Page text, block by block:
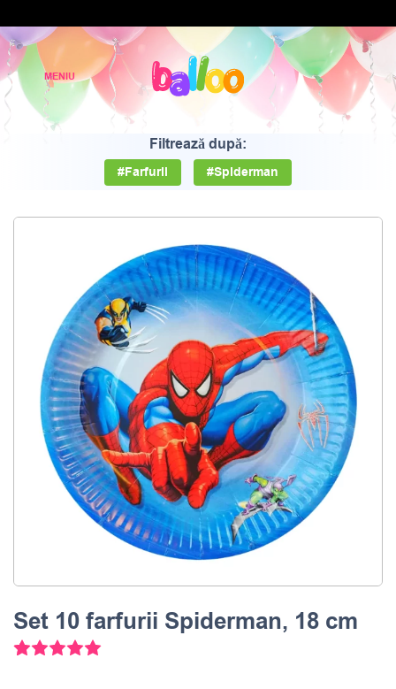
Filtrează după:
#Farfurii #Spiderman
Set 10 farfurii Spiderman, 18 cm
3